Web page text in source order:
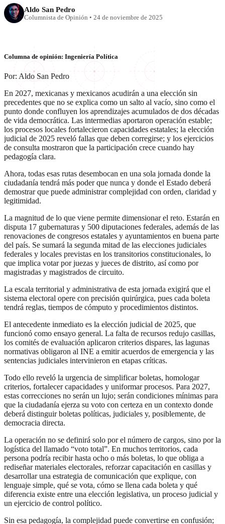
Aldo San Pedro
Columnista de Opinión • 24 de noviembre de 2025
Columna de opinión: Ingeniería Política
Por: Aldo San Pedro
En 2027, mexicanas y mexicanos acudirán a una elección sin
precedentes que no se explica como un salto al vacío, sino como el
punto donde confluyen los aprendizajes acumulados de dos décadas
de vida democrática. Las intermedias aportaron operación estable;
los procesos locales fortalecieron capacidades estatales; la elección
judicial de 2025 reveló fallas que deben corregirse; y los ejercicios
de consulta mostraron que la participación crece cuando hay
pedagogía clara.
Ahora, todas esas rutas desembocan en una sola jornada donde la
ciudadanía tendrá más poder que nunca y donde el Estado deberá
demostrar que puede administrar complejidad con orden, claridad y
legitimidad.
La magnitud de lo que viene permite dimensionar el reto. Estarán en
disputa 17 gubernaturas y 500 diputaciones federales, además de las
renovaciones de congresos estatales y ayuntamientos en buena parte
del país. Se sumará la segunda mitad de las elecciones judiciales
federales y locales previstas en los transitorios constitucionales, lo
que implica votar por juezas y jueces de distrito, así como por
magistradas y magistrados de circuito.
La escala territorial y administrativa de esta jornada exigirá que el
sistema electoral opere con precisión quirúrgica, pues cada boleta
tendrá reglas, tiempos de cómputo y procedimientos distintos.
El antecedente inmediato es la elección judicial de 2025, que
funcionó como ensayo general. La falta de recursos redujo casillas,
los comités de evaluación aplicaron criterios dispares, las lagunas
normativas obligaron al INE a emitir acuerdos de emergencia y las
sentencias judiciales intervinieron en etapas críticas.
Todo ello reveló la urgencia de simplificar boletas, homologar
criterios, fortalecer capacidades y uniformar procesos. Para 2027,
estas correcciones no serán un lujo; serán condiciones mínimas para
que la ciudadanía ejerza su voto con certeza en un contexto donde
deberá distinguir boletas políticas, judiciales y, posiblemente, de
democracia directa.
La operación no se definirá solo por el número de cargos, sino por la
logística del llamado “voto total”. En muchos territorios, cada
persona podría recibir hasta ocho o más boletas, lo que obliga a
rediseñar materiales electorales, reforzar capacitación en casillas y
desarrollar una estrategia de comunicación que explique, con
lenguaje simple, qué se vota, cómo se llena cada boleta y qué
diferencia existe entre una elección legislativa, un proceso judicial y
un ejercicio de control político.
Sin esa pedagogía, la complejidad puede convertirse en confusión;